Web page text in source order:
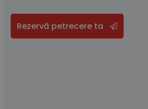
Rezervă petrecere ta